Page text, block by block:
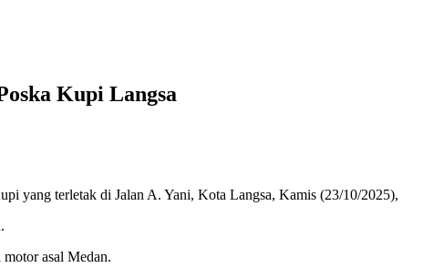
Kupi Langsa
yang terletak di Jalan A. Yani, Kota Langsa, Kamis (23/10/2025),
asal Medan.